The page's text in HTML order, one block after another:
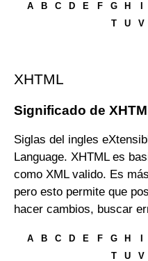
A B C D E F G H
T
U V
XHTML
Significado de
Siglas del ingles
Language. XHTML es
como XML valido. Es
pero esto permite que
hacer cambios, buscar
A B C D E F G H
T
U V